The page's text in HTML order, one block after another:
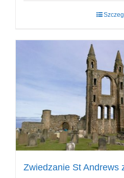
Zwiedzanie St Andrews